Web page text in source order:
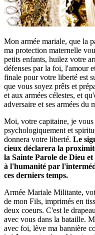
Mon armée mariale, que la
ma protection maternelle
petits enfants, huilez votre
défenses par la foi, l'amour
finale pour votre liberté est
que vous soyez prêts et
et aux armées célestes, et
adversaire et ses armées du
Moi, votre capitaine, je
psychologiquement et
donnera votre liberté. Le
cieux déclarera la
la Sainte Parole de Dieu et
à l'humanité par
ces derniers temps.
Armée Mariale Militante,
de mon Fils, imprimés en
deux coeurs. C'est le
avec vous dans la bataille.
avec foi, lève ma bannière